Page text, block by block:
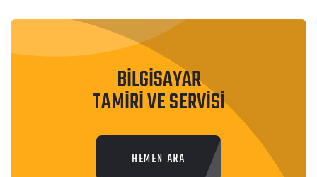
BİLGİSAYAR
TAMİRİ VE SERVİSİ
HEMEN ARA